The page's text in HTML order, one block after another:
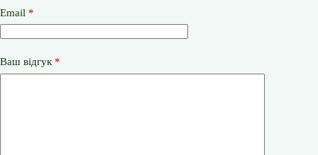
Email *
Ваш відгук *